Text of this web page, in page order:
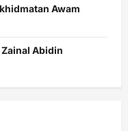
Awam
Abidin